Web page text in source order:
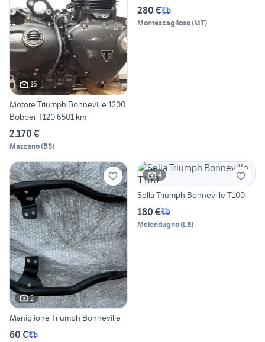
16
Motore Triumph Bonneville 1200
Bobber T120 6501 km
2.170 €
Mazzano(BS)
280 €
Montescaglioso(MT)
2
Maniglione Triumph Bonneville
60 €
4
Sella Triumph Bonneville T100
180 €
Melendugno(LE)